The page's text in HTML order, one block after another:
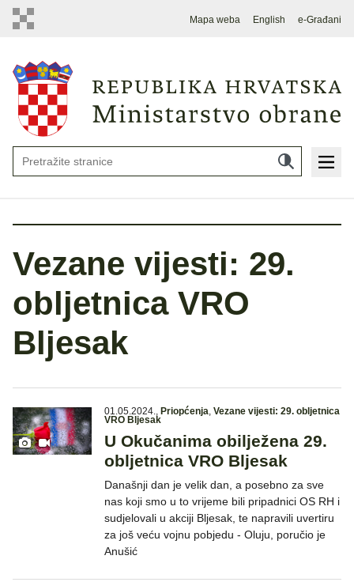
Mapa weba English e-Građani
Vezane vijesti: 29.
obljetnica VRO
Bljesak
01.05.2024., Priopćenja, Vezane vijesti: 29. obljetnica
VRO Bljesak
U Okučanima obilježena 29.
obljetnica VRO Bljesak
Današnji dan je velik dan, a posebno za sve
nas koji smo u to vrijeme bili pripadnici OS RH i
sudjelovali u akciji Bljesak, te napravili uvertiru
za još veću vojnu pobjedu - Oluju, poručio je
Anušić